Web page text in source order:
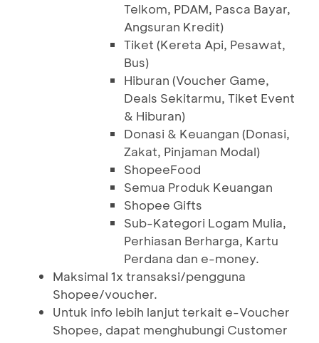
Telkom, PDAM, Pasca Bayar,
Angsuran Kredit)
Tiket (Kereta Api, Pesawat,
Bus)
Hiburan (Voucher Game,
Deals Sekitarmu, Tiket Event
& Hiburan)
Donasi & Keuangan (Donasi,
Zakat, Pinjaman Modal)
ShopeeFood
Semua Produk Keuangan
Shopee Gifts
Sub-Kategori Logam Mulia,
Perhiasan Berharga, Kartu
Perdana dan e-money.
Maksimal 1x transaksi/pengguna
Shopee/voucher.
Untuk info lebih lanjut terkait e-Voucher
Shopee, dapat menghubungi Customer